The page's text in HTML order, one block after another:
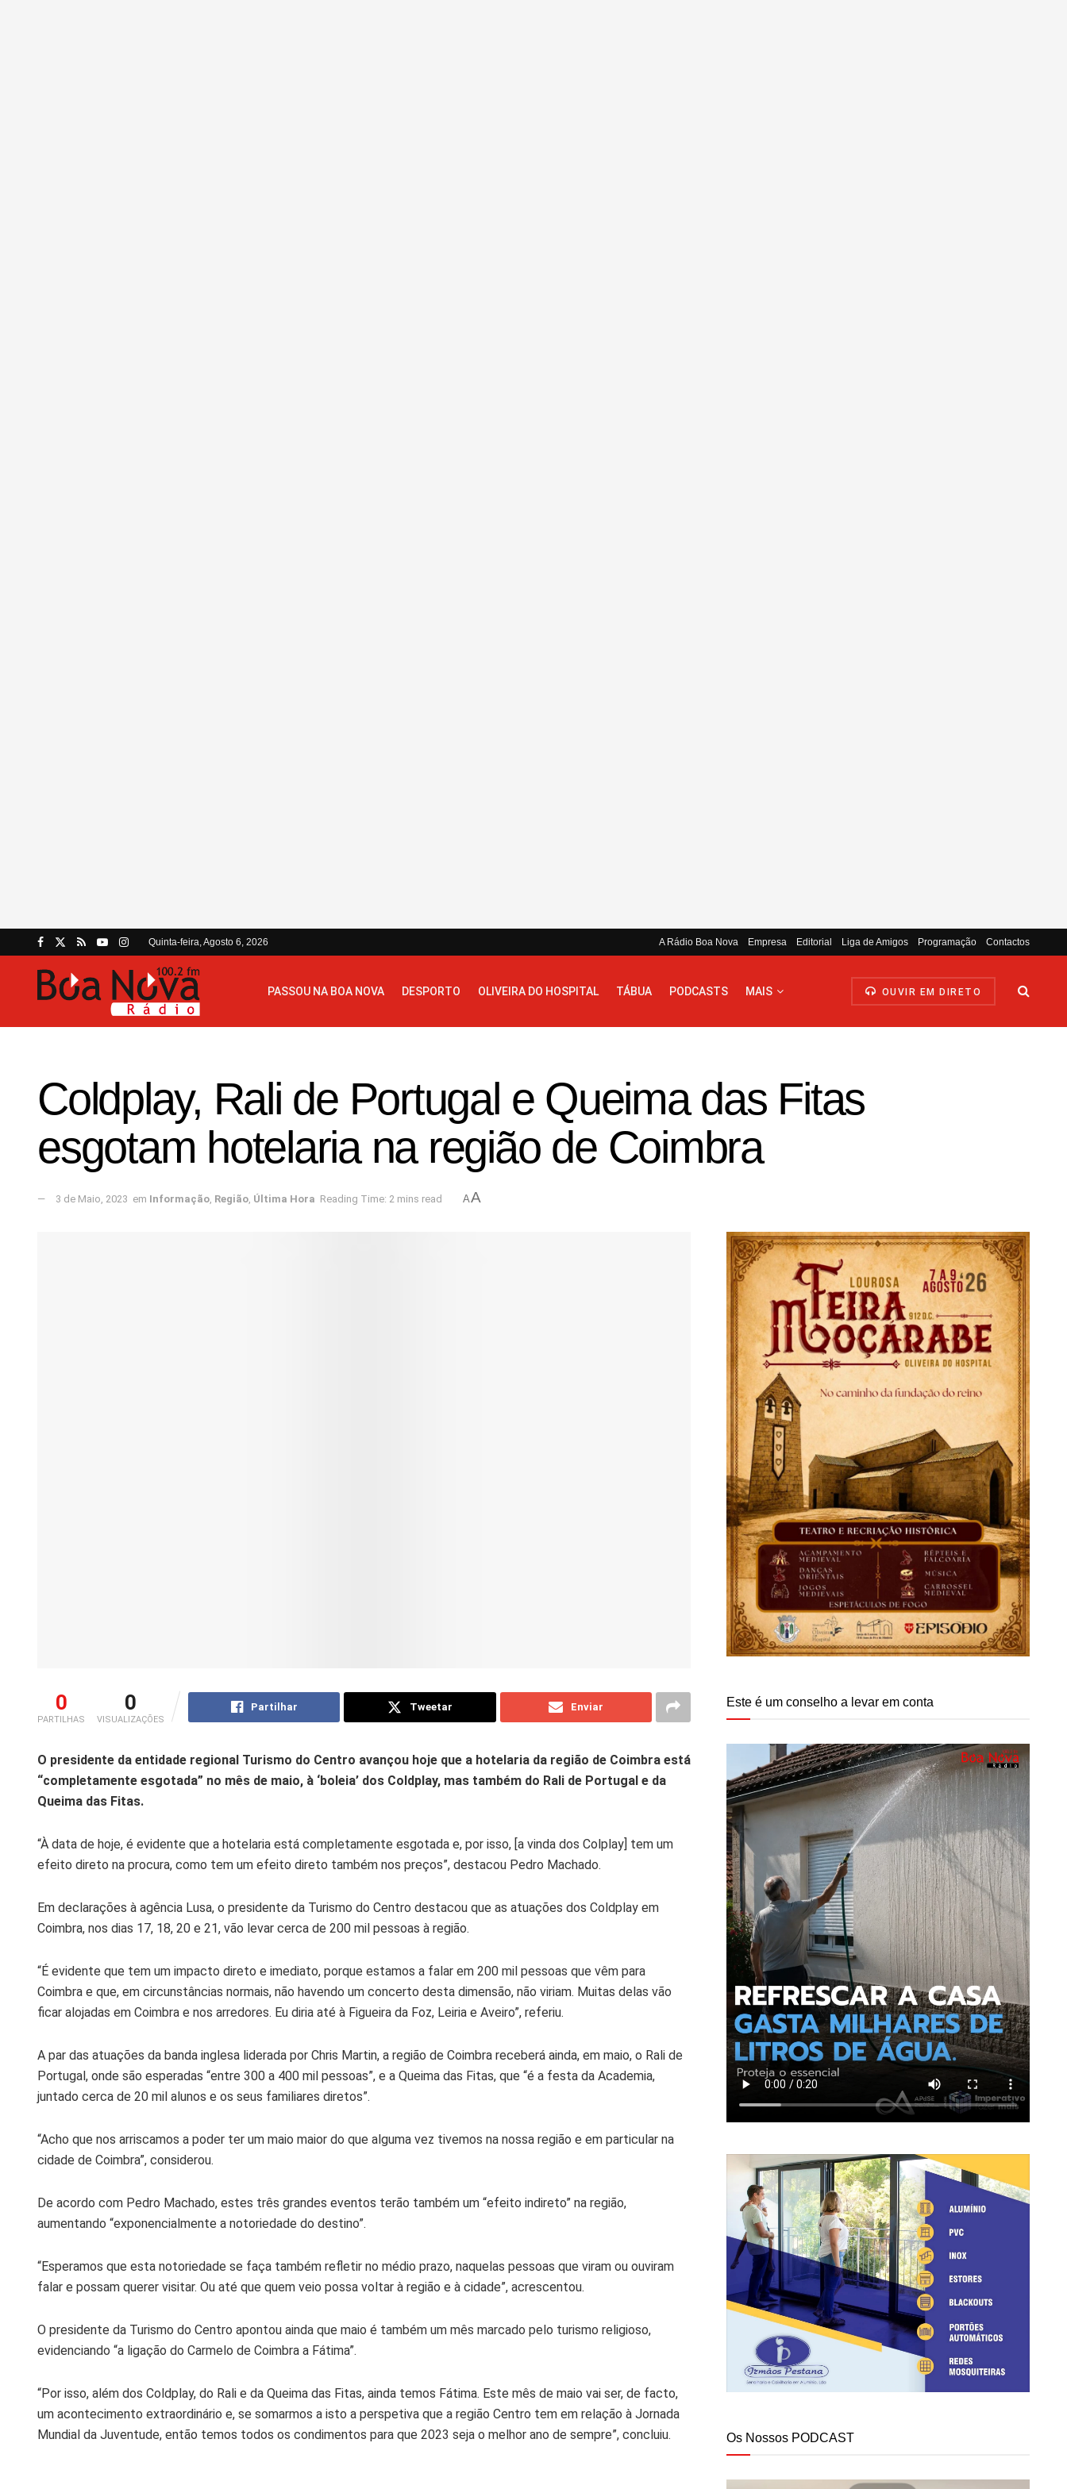
Quinta-feira, Agosto 6, 2026 A Rádio Boa Nova Empresa Editorial Liga de Amigos Programação Contactos
PASSOU NA BOA NOVA DESPORTO OLIVEIRA DO HOSPITAL TÁBUA PODCASTS MAIS OUVIR EM DIRETO
Coldplay, Rali de Portugal e Queima das Fitas
esgotam hotelaria na região de Coimbra
3 de Maio, 2023 em Informação, Região, Última Hora Reading Time: 2 mins read AA
0
PARTILHAS
0
VISUALIZAÇÕES
Partilhar Tweetar Enviar
O presidente da entidade regional Turismo do Centro avançou hoje que a hotelaria da região de Coimbra está
“completamente esgotada” no mês de maio, à ‘boleia’ dos Coldplay, mas também do Rali de Portugal e da
Queima das Fitas.
“À data de hoje, é evidente que a hotelaria está completamente esgotada e, por isso, [a vinda dos Colplay] tem um
efeito direto na procura, como tem um efeito direto também nos preços”, destacou Pedro Machado.
Em declarações à agência Lusa, o presidente da Turismo do Centro destacou que as atuações dos Coldplay em
Coimbra, nos dias 17, 18, 20 e 21, vão levar cerca de 200 mil pessoas à região.
“É evidente que tem um impacto direto e imediato, porque estamos a falar em 200 mil pessoas que vêm para
Coimbra e que, em circunstâncias normais, não havendo um concerto desta dimensão, não viriam. Muitas delas vão
ficar alojadas em Coimbra e nos arredores. Eu diria até à Figueira da Foz, Leiria e Aveiro”, referiu.
A par das atuações da banda inglesa liderada por Chris Martin, a região de Coimbra receberá ainda, em maio, o Rali de
Portugal, onde são esperadas “entre 300 a 400 mil pessoas”, e a Queima das Fitas, que “é a festa da Academia,
juntado cerca de 20 mil alunos e os seus familiares diretos”.
“Acho que nos arriscamos a poder ter um maio maior do que alguma vez tivemos na nossa região e em particular na
cidade de Coimbra”, considerou.
De acordo com Pedro Machado, estes três grandes eventos terão também um “efeito indireto” na região,
aumentando “exponencialmente a notoriedade do destino”.
“Esperamos que esta notoriedade se faça também refletir no médio prazo, naquelas pessoas que viram ou ouviram
falar e possam querer visitar. Ou até que quem veio possa voltar à região e à cidade”, acrescentou.
O presidente da Turismo do Centro apontou ainda que maio é também um mês marcado pelo turismo religioso,
evidenciando “a ligação do Carmelo de Coimbra a Fátima”.
“Por isso, além dos Coldplay, do Rali e da Queima das Fitas, ainda temos Fátima. Este mês de maio vai ser, de facto,
um acontecimento extraordinário e, se somarmos a isto a perspetiva que a região Centro tem em relação à Jornada
Mundial da Juventude, então temos todos os condimentos para que 2023 seja o melhor ano de sempre”, concluiu.
Este é um conselho a levar em conta
Os Nossos PODCAST